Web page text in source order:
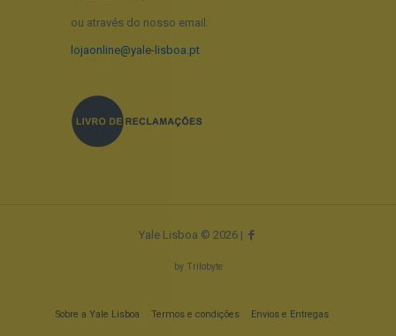
ou através do nosso email:
lojaonline@yale-lisboa.pt
Yale Lisboa © 2026 |
by Trilobyte
Sobre a Yale Lisboa Termos e condições Envios e Entregas